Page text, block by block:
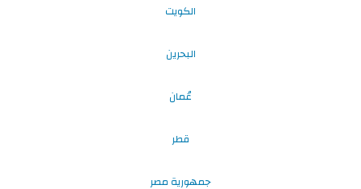
الكويت
البحرين
عُمان
قطر
جمهورية مصر